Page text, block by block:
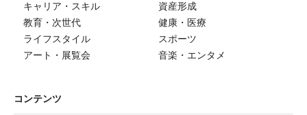
キャリア・スキル
資産形成
教育・次世代
健康・医療
ライフスタイル
スポーツ
アート・展覧会
音楽・エンタメ
コンテンツ